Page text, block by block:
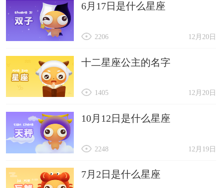
6月17日是什么星座
12月20日
2206
十二星座公主的名字
12月20日
1405
10月12日是什么星座
12月19日
2248
7月2日是什么星座